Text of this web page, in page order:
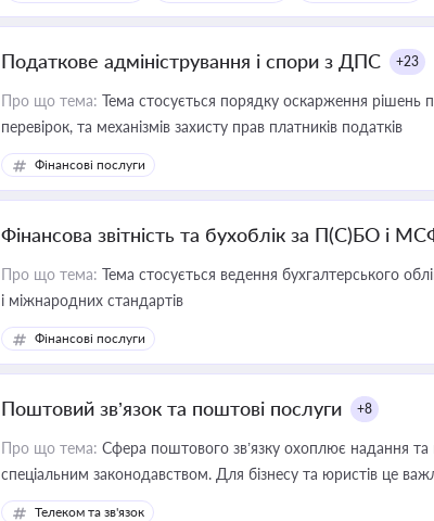
Податкове адміністрування і спори з ДПС +23
Про що тема: Тема стосується порядку оскарження рішень
перевірок, та механізмів захисту прав платників податків
Фінансові послуги
Фінансова звітність та бухоблік за П(С)БО і
Про що тема: Тема стосується ведення бухгалтерського
і міжнародних стандартів
Фінансові послуги
Поштовий зв’язок та поштові послуги +8
Про що тема: Сфера поштового зв’язку охоплює надання
спеціальним законодавством. Для бізнесу та юристів це
реєстрах і забезпечення прав споживачів.
Телеком та зв'язок